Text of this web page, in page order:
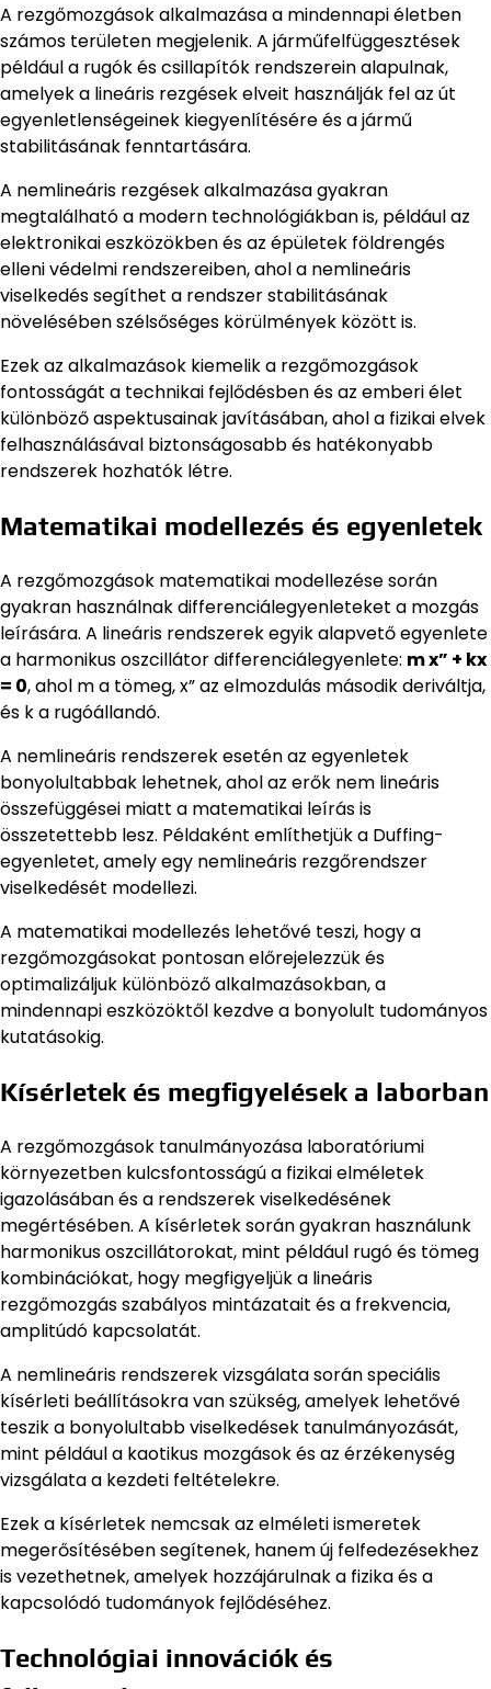
A rezgőmozgások alkalmazása a mindennapi életben
számos területen megjelenik. A járműfelfüggesztések
például a rugók és csillapítók rendszerein alapulnak,
amelyek a lineáris rezgések elveit használják fel az út
egyenletlenségeinek kiegyenlítésére és a jármű
stabilitásának fenntartására.
A nemlineáris rezgések alkalmazása gyakran
megtalálható a modern technológiákban is, például az
elektronikai eszközökben és az épületek földrengés
elleni védelmi rendszereiben, ahol a nemlineáris
viselkedés segíthet a rendszer stabilitásának
növelésében szélsőséges körülmények között is.
Ezek az alkalmazások kiemelik a rezgőmozgások
fontosságát a technikai fejlődésben és az emberi élet
különböző aspektusainak javításában, ahol a fizikai elvek
felhasználásával biztonságosabb és hatékonyabb
rendszerek hozhatók létre.
Matematikai modellezés és egyenletek
A rezgőmozgások matematikai modellezése során
gyakran használnak differenciálegyenleteket a mozgás
leírására. A lineáris rendszerek egyik alapvető egyenlete
a harmonikus oszcillátor differenciálegyenlete: m x” + kx
= 0, ahol m a tömeg, x” az elmozdulás második deriváltja,
és k a rugóállandó.
A nemlineáris rendszerek esetén az egyenletek
bonyolultabbak lehetnek, ahol az erők nem lineáris
összefüggései miatt a matematikai leírás is
összetettebb lesz. Példaként említhetjük a Duffing-
egyenletet, amely egy nemlineáris rezgőrendszer
viselkedését modellezi.
A matematikai modellezés lehetővé teszi, hogy a
rezgőmozgásokat pontosan előrejelezzük és
optimalizáljuk különböző alkalmazásokban, a
mindennapi eszközöktől kezdve a bonyolult tudományos
kutatásokig.
Kísérletek és megfigyelések a laborban
A rezgőmozgások tanulmányozása laboratóriumi
környezetben kulcsfontosságú a fizikai elméletek
igazolásában és a rendszerek viselkedésének
megértésében. A kísérletek során gyakran használunk
harmonikus oszcillátorokat, mint például rugó és tömeg
kombinációkat, hogy megfigyeljük a lineáris
rezgőmozgás szabályos mintázatait és a frekvencia,
amplitúdó kapcsolatát.
A nemlineáris rendszerek vizsgálata során speciális
kísérleti beállításokra van szükség, amelyek lehetővé
teszik a bonyolultabb viselkedések tanulmányozását,
mint például a kaotikus mozgások és az érzékenység
vizsgálata a kezdeti feltételekre.
Ezek a kísérletek nemcsak az elméleti ismeretek
megerősítésében segítenek, hanem új felfedezésekhez
is vezethetnek, amelyek hozzájárulnak a fizika és a
kapcsolódó tudományok fejlődéséhez.
Technológiai innovációk és